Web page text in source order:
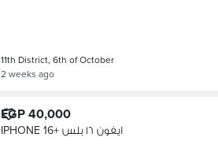
11th District, 6th of October
2 weeks ago
EGP 40,000
IPHONE 16+ ايفون ١٦ بلس